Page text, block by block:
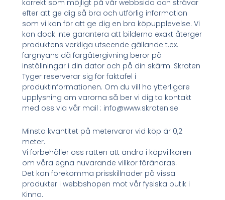
korrekt som möjligt på vår webbsida och strävar
efter att ge dig så bra och utförlig information
som vi kan för att ge dig en bra köpupplevelse. Vi
kan dock inte garantera att bilderna exakt återger
produktens verkliga utseende gällande t.ex.
färgnyans då färgåtergivning beror på
inställningar i din dator och på din skärm. Skroten
Tyger reserverar sig för faktafel i
produktinformationen. Om du vill ha ytterligare
upplysning om varorna så ber vi dig ta kontakt
med oss via vår mail : info@www.skroten.se
Minsta kvantitet på metervaror vid köp är 0,2
meter.
Vi förbehåller oss rätten att ändra i köpvillkoren
om våra egna nuvarande villkor förändras.
Det kan förekomma prisskillnader på vissa
produkter i webbshopen mot vår fysiska butik i
Kinna.